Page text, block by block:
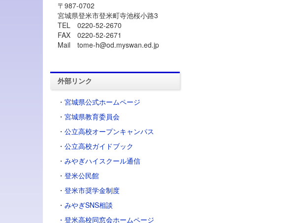
〒987-0702
宮城県登米市登米町寺池桜小路3
TEL 0220-52-2670
FAX 0220-52-2671
Mail tome-h@od.myswan.ed.jp
外部リンク
・ 宮城県公式ホームページ
・ 宮城県教育委員会
・ 公立高校オープンキャンパス
・ 公立高校ガイドブック
・ みやぎハイスクール通信
・ 登米公民館
・ 登米市奨学金制度
・ みやぎSNS相談
・登米高校同窓会ホームページ